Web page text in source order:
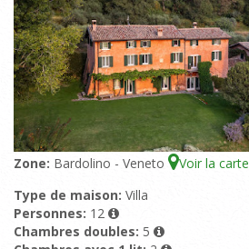
Zone: Bardolino - Veneto Voir la carte
Type de maison: Villa
Personnes: 12
Chambres doubles: 5